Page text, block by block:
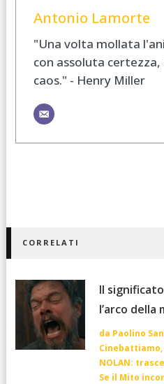
Antonio Lamorte
"Una volta mollata
con assoluta certezza,
caos." - Henry Miller
CORRELATI
Il
l’arco della
da Paolino
Cinebattiamo,
NOLAN:
Se il Mito